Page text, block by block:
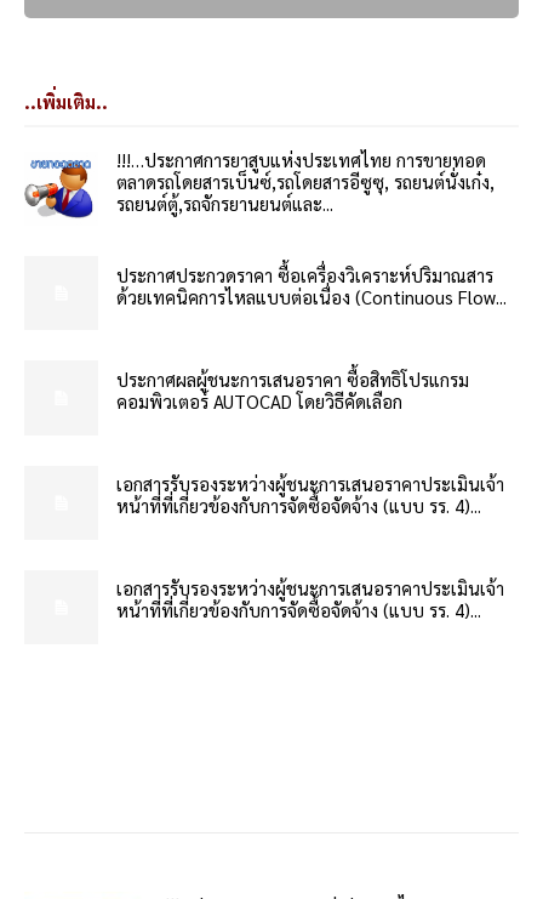
..เพิ่มเติม..
!!!…ประกาศการยาสูบแห่งประเทศไทย การขายทอด
ตลาดรถโดยสารเบ็นซ์,รถโดยสารอีซูซุ, รถยนต์นั่งเก๋ง,
รถยนต์ตู้,รถจักรยานยนต์และ...
ประกาศประกวดราคา ซื้อเครื่องวิเคราะห์ปริมาณสาร
ด้วยเทคนิคการไหลแบบต่อเนื่อง (Continuous Flow...
ประกาศผลผู้ชนะการเสนอราคา ซื้อสิทธิโปรแกรม
คอมพิวเตอร์ AUTOCAD โดยวิธีคัดเลือก
เอกสารรับรองระหว่างผู้ชนะการเสนอราคาประเมินเจ้า
หน้าที่ที่เกี่ยวข้องกับการจัดซื้อจัดจ้าง (แบบ รร. 4)...
เอกสารรับรองระหว่างผู้ชนะการเสนอราคาประเมินเจ้า
หน้าที่ที่เกี่ยวข้องกับการจัดซื้อจัดจ้าง (แบบ รร. 4)...